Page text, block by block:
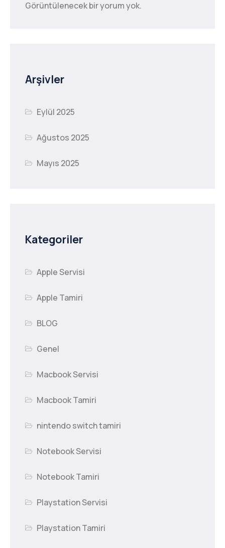
Görüntülenecek bir yorum yok.
Arşivler
Eylül 2025
Ağustos 2025
Mayıs 2025
Kategoriler
Apple Servisi
Apple Tamiri
BLOG
Genel
Macbook Servisi
Macbook Tamiri
nintendo switch tamiri
Notebook Servisi
Notebook Tamiri
Playstation Servisi
Playstation Tamiri